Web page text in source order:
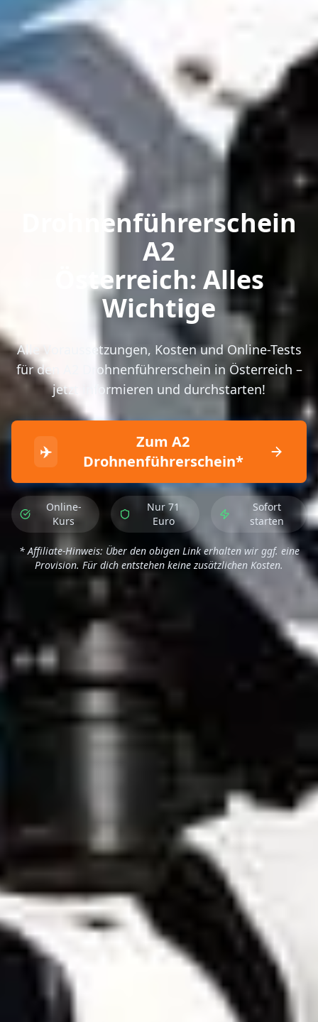
Drohnenführerschein
A2
Österreich: Alles
Wichtige
Alle Voraussetzungen, Kosten und Online-Tests
für den A2 Drohnenführerschein in Österreich –
jetzt informieren und durchstarten!
✈️
Zum A2
Drohnenführerschein*
Online-
Kurs
Nur 71
Euro
Sofort
starten
* Affiliate-Hinweis: Über den obigen Link erhalten wir ggf. eine
Provision. Für dich entstehen keine zusätzlichen Kosten.